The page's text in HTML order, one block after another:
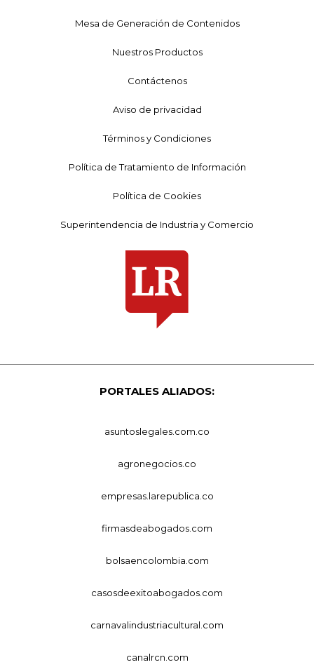
Mesa de Generación de Contenidos
Nuestros Productos
Contáctenos
Aviso de privacidad
Términos y Condiciones
Política de Tratamiento de Información
Política de Cookies
Superintendencia de Industria y Comercio
PORTALES ALIADOS:
asuntoslegales.com.co
agronegocios.co
empresas.larepublica.co
firmasdeabogados.com
bolsaencolombia.com
casosdeexitoabogados.com
carnavalindustriacultural.com
canalrcn.com